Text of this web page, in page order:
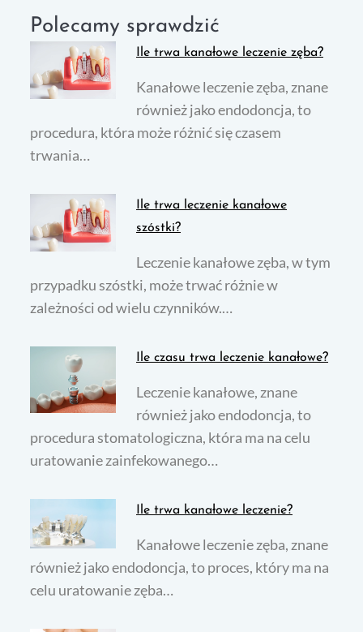
Polecamy sprawdzić
Ile trwa kanałowe leczenie zęba?
Kanałowe leczenie zęba, znane
również jako endodoncja, to
procedura, która może różnić się czasem
trwania…
Ile trwa leczenie kanałowe
szóstki?
Leczenie kanałowe zęba, w tym
przypadku szóstki, może trwać różnie w
zależności od wielu czynników.…
Ile czasu trwa leczenie kanałowe?
Leczenie kanałowe, znane
również jako endodoncja, to
procedura stomatologiczna, która ma na celu
uratowanie zainfekowanego…
Ile trwa kanałowe leczenie?
Kanałowe leczenie zęba, znane
również jako endodoncja, to proces, który ma na
celu uratowanie zęba…